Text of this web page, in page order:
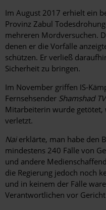
Im August 2017 erhielt ein
Provinz Zabul
mehreren Mordversuchen.
denen er die Vorfälle
schützen. Er verließ
Sicherheit zu bringen.
Im November griffen IS-
Fernsehsender Shamshad TV
Mitarbeiterin wurde getötet,
verletzt.
Naierklärte, man habe den
mindestens 240 Fälle von
und andere
die Regierung jedoch noch
und in keinem der Fälle
Verantwortlichen vor